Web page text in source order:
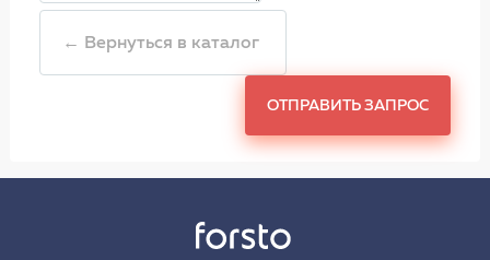
← Вернуться в каталог
ОТПРАВИТЬ ЗАПРОС